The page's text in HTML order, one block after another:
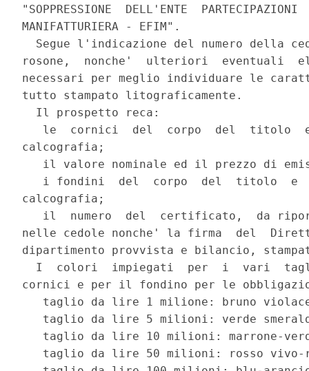
"SOPPRESSIONE  DELL'ENTE
MANIFATTURIERA - EFIM".
Segue l'indicazione del numero della
rosone,  nonche'  ulteriori  eventuali
necessari per meglio individuare le
tutto stampato litograficamente.
  Il prospetto reca:
le  cornici  del  corpo  del  titolo
calcografia;
il valore nominale ed il prezzo di
i fondini  del  corpo  del  titolo  e
calcografia;
il  numero  del  certificato,  da
nelle cedole nonche' la firma  del
dipartimento provvista e bilancio,
I  colori  impiegati  per  i  vari
cornici e per il fondino per le
taglio da lire 1 milione: bruno
taglio da lire 5 milioni: verde
taglio da lire 10 milioni: marrone-
taglio da lire 50 milioni: rosso